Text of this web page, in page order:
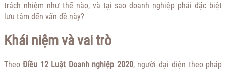
trách nhiệm như thế nào, và tại sao doanh nghiệp phải đặc biệt
lưu tâm đến vấn đề này?
Khái niệm và vai trò
TheoĐiều 12 Luật Doanh nghiệp 2020, người đại diện theo pháp